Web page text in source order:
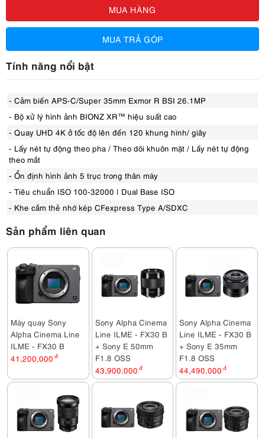
MUA HÀNG
MUA TRẢ GÓP
Tính năng nổi bật
- Cảm biến APS-C/Super 35mm Exmor R BSI 26.1MP
- Bộ xử lý hình ảnh BIONZ XR™ hiệu suất cao
- Quay UHD 4K ở tốc độ lên đến 120 khung hình/ giây
- Lấy nét tự động theo pha / Theo dõi khuôn mặt / Lấy nét tự động
theo mắt
- Ổn định hình ảnh 5 trục trong thân máy
- Tiêu chuẩn ISO 100-32000 | Dual Base ISO
- Khe cắm thẻ nhớ kép CFexpress Type A/SDXC
Sản phẩm liên quan
Máy quay Sony
Alpha Cinema Line
ILME - FX30 B
41,200,000 đ
Sony Alpha Cinema
Line ILME - FX30 B
+ Sony E 50mm
F1.8 OSS
43,900,000 đ
Sony Alpha Cinema
Line ILME - FX30 B
+ Sony E 35mm
F1.8 OSS
44,490,000 đ